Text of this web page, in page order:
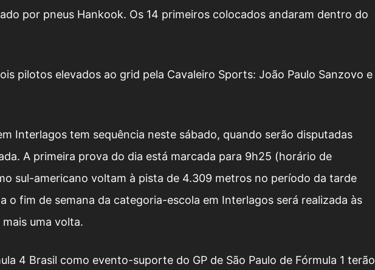
por pneus Hankook. Os 14 primeiros colocados andaram dentro do
pilotos elevados ao grid pela Cavaleiro Sports: João Paulo Sanzovo e
Interlagos tem sequência neste sábado, quando serão disputadas
A primeira prova do dia está marcada para 9h25 (horário de
sul-americano voltam à pista de 4.309 metros no período da tarde
o fim de semana da categoria-escola em Interlagos será realizada às
uma volta.
4 Brasil como evento-suporte do GP de São Paulo de Fórmula 1 terão